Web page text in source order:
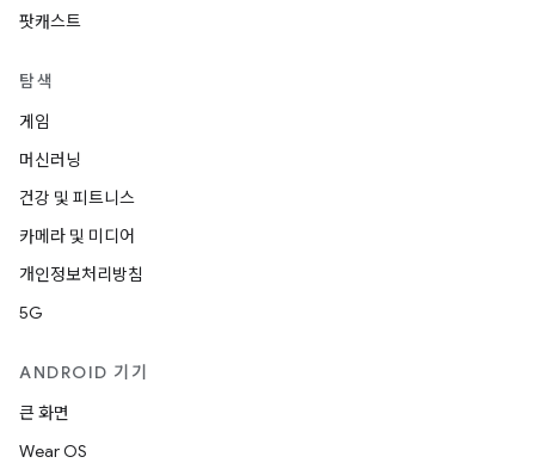
팟캐스트
탐색
게임
머신러닝
건강 및 피트니스
카메라 및 미디어
개인정보처리방침
5G
ANDROID 기기
큰 화면
Wear OS